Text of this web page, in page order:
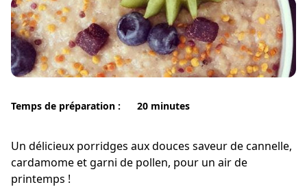
Temps de préparation : 20 minutes
Un délicieux porridges aux douces saveur de cannelle,
cardamome et garni de pollen, pour un air de
printemps !